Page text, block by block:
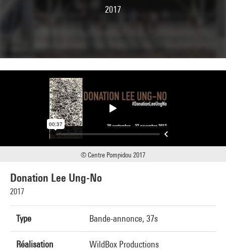
2017
Donation Lee Ung-No
2017
Type Bande-annonce, 37s
Réalisation WildBox Productions
© Centre Pompidou 2017